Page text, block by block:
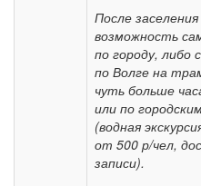
После
возможность
по городу, либо
по Волге на
чуть больше
или по
(водная
от 500 р/чел,
записи).